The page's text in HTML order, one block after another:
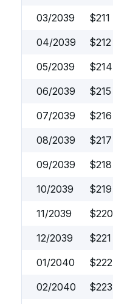
03/2039
$211
04/2039
$212
05/2039
$214
06/2039
$215
07/2039
$216
08/2039
$217
09/2039
$218
10/2039
$219
11/2039
$220
12/2039
$221
01/2040
$222
02/2040
$223